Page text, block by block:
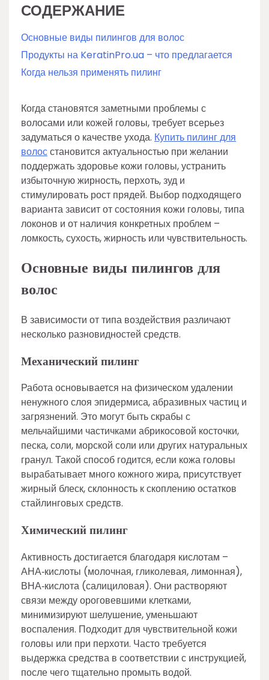
СОДЕРЖАНИЕ
Основные виды пилингов для волос
Продукты на KeratinPro.ua – что предлагается
Когда нельзя применять пилинг
Когда становятся заметными проблемы с
волосами или кожей головы, требует всерьез
задуматься о качестве ухода. Купить пилинг для
волосстановится актуальностью при желании
поддержать здоровье кожи головы, устранить
избыточную жирность, перхоть, зуд и
стимулировать рост прядей. Выбор подходящего
варианта зависит от состояния кожи головы, типа
локонов и от наличия конкретных проблем –
ломкость, сухость, жирность или чувствительность.
Основные виды пилингов для
волос
В зависимости от типа воздействия различают
несколько разновидностей средств.
Механический пилинг
Работа основывается на физическом удалении
ненужного слоя эпидермиса, абразивных частиц и
загрязнений. Это могут быть скрабы с
мельчайшими частичками абрикосовой косточки,
песка, соли, морской соли или других натуральных
гранул. Такой способ годится, если кожа головы
вырабатывает много кожного жира, присутствует
жирный блеск, склонность к скоплению остатков
стайлинговых средств.
Химический пилинг
Активность достигается благодаря кислотам –
АНА‑кислоты (молочная, гликолевая, лимонная),
ВНА‑кислота (салициловая). Они растворяют
связи между ороговевшими клетками,
минимизируют шелушение, уменьшают
воспаления. Подходит для чувствительной кожи
головы или при перхоти. Часто требуется
выдержка средства в соответствии с инструкцией,
после чего тщательно промыть водой.